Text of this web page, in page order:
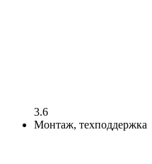
3.6
Монтаж, техподдержка